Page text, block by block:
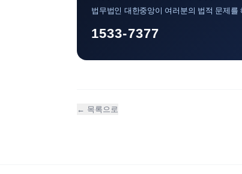
법무법인 대한중앙이 여러분의 법적 문제를
1533-7377
← 목록으로